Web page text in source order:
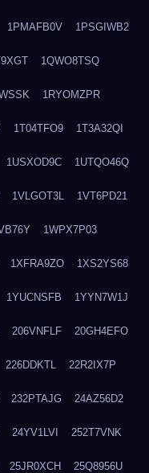
1PMAFB0V 1PSGIWB2
1QWO8TSQ
1RYOMZPR
1T04TFO9 1T3A32QI
1USXOD9C 1UTQO46Q
1VLGOT3L 1VT6PD21
1WPX7P03
1XFRA9ZO 1XS2YS68
1YUCNSFB 1YYN7W1J
206VNFLF 20GH4EFO
226DDKTL 22R2IX7P
232PTAJG 24AZ56D2
24YV1LVI 252T7VNK
25JR0XCH 25Q8956U